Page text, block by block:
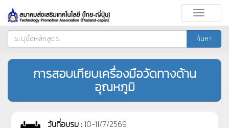
Toggle
ค้นหา
การสอบเทียบเครื่องมือวัดทางด้าน
อุณหภูมิ
วันที่อบรม :10-11/7/2569